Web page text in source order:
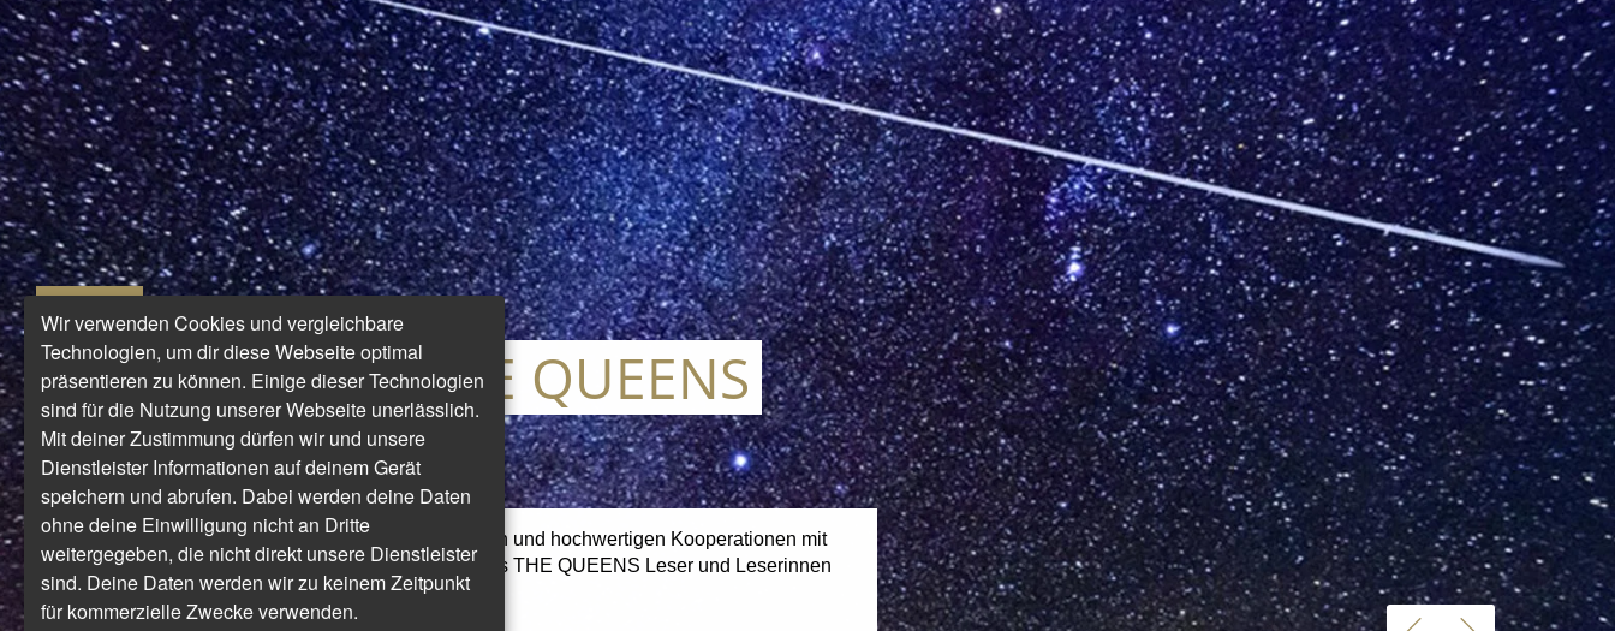
Exklusives für THE QUEENS
LeserInnen
Wir arbeiten stetig daran, Sie immer wieder mit tollen und hochwertigen Kooperationen mit
unseren Partnern zu überraschen, von denen Sie als THE QUEENS Leser und Leserinnen
als erste erfahren.
Wir verwenden Cookies und vergleichbare
Technologien, um dir diese Webseite optimal
präsentieren zu können. Einige dieser Technologien
sind für die Nutzung unserer Webseite unerlässlich.
Mit deiner Zustimmung dürfen wir und unsere
Dienstleister Informationen auf deinem Gerät
speichern und abrufen. Dabei werden deine Daten
ohne deine Einwilligung nicht an Dritte
weitergegeben, die nicht direkt unsere Dienstleister
sind. Deine Daten werden wir zu keinem Zeitpunkt
für kommerzielle Zwecke verwenden.